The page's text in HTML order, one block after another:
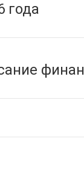
года